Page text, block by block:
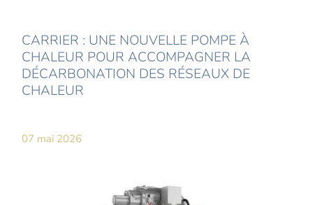
CARRIER : UNE NOUVELLE POMPE À
CHALEUR POUR ACCOMPAGNER LA
DÉCARBONATION DES RÉSEAUX DE
CHALEUR
07 mai 2026